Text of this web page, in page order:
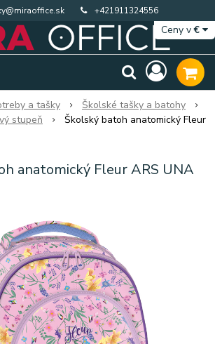
+421911324556
Ceny v€
Výpredaj BTS
a tašky
Školské tašky a batohy
stupeň
Školský batoh anatomický Fleur
anatomický Fleur ARS UNA